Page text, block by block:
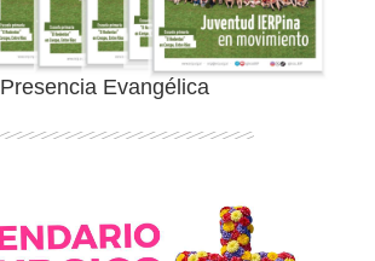
Presencia Evangélica